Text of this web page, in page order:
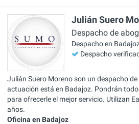
Julián Suero
Despacho de
Despacho en
Despacho
Julián Suero Moreno son un despacho
actuación está en Badajoz. Pondrán
para ofrecerle el mejor servicio. Utilizan
años.
Oficina en Badajoz